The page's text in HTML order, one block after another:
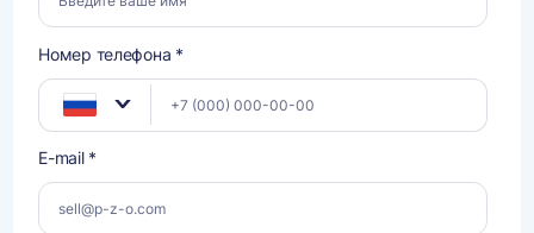
Номер телефона *
E-mail *